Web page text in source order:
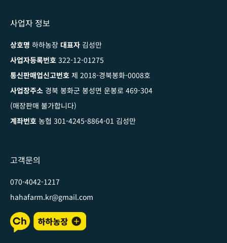
사업자 정보
상호명 하하농장 대표자 김성만
사업자등록번호 322-12-01275
통신판매업신고번호 제 2018-경북봉화-0008호
사업장주소 경북 봉화군 봉성면 운봉로 469-304
(매장판매 불가합니다)
계좌번호 농협 301-4245-8864-01 김성만
고객문의
070-4042-1217
hahafarm.kr@gmail.com